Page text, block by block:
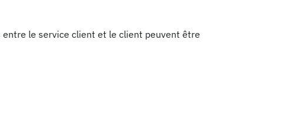
entre le service client et le client peuvent être